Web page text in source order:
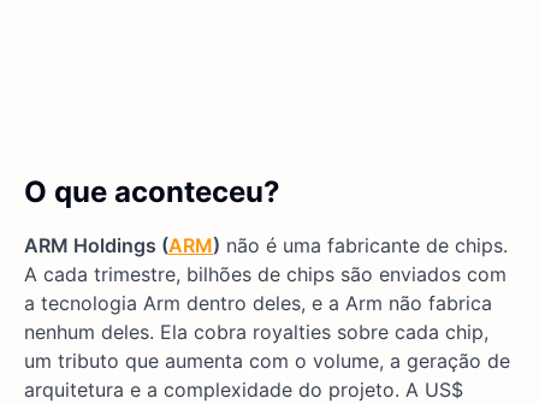
O que aconteceu?
ARM Holdings (ARM) não é uma fabricante de chips.
A cada trimestre, bilhões de chips são enviados com
a tecnologia Arm dentro deles, e a Arm não fabrica
nenhum deles. Ela cobra royalties sobre cada chip,
um tributo que aumenta com o volume, a geração de
arquitetura e a complexidade do projeto. A US$